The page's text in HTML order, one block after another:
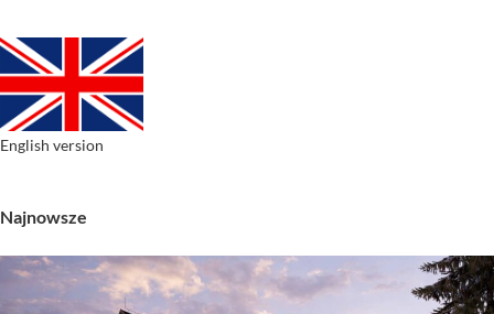
English version
Najnowsze